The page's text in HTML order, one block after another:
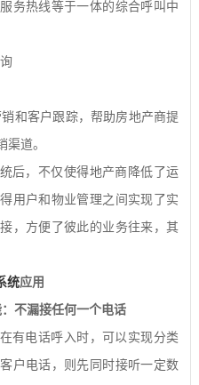
务热线等于一体的综合呼叫中
和客户跟踪，帮助房地产商提
道。
后，不仅使得地产商降低了运
用户和物业管理之间实现了实
，方便了彼此的业务往来，其
统应用
不漏接任何一个电话
有电话呼入时，可以实现分类
户电话，则先同时接听一定数